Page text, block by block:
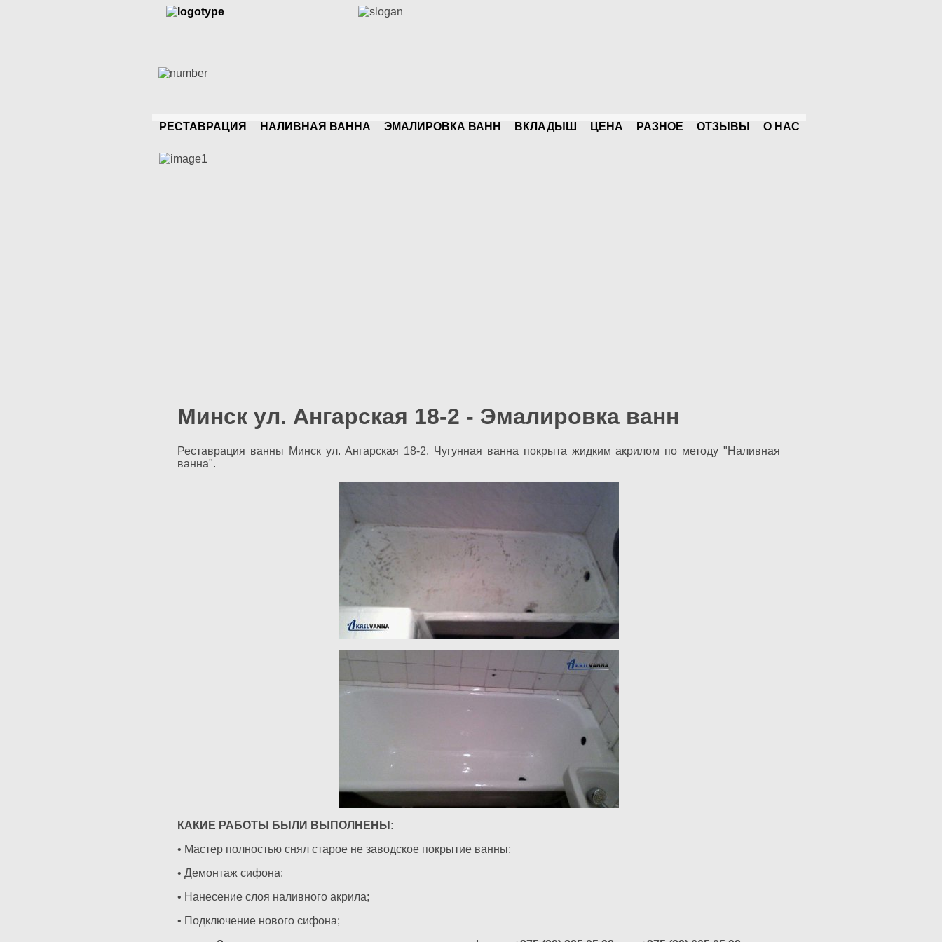
РЕСТАВРАЦИЯ НАЛИВНАЯ ВАННА ЭМАЛИРОВКА ВАНН ВКЛАДЫШ ЦЕНA РАЗНОЕ ОТЗЫВЫ О НАС
Минск ул. Ангарская 18-2 - Эмалировка ванн
Реставрация ванны Минск ул. Ангарская 18-2. Чугунная ванна покрыта жидким акрилом по методу "Наливная
ванна".
КАКИЕ РАБОТЫ БЫЛИ ВЫПОЛНЕНЫ:
• Мастер полностью снял старое не заводское покрытие ванны;
• Демонтаж сифона:
• Нанесение слоя наливного акрила;
• Подключение нового сифона;